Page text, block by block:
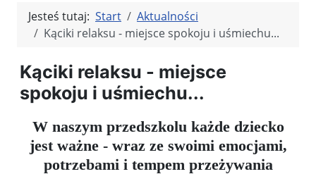
Jesteś tutaj: Start
Aktualności
Kąciki relaksu - miejsce spokoju i uśmiechu...
Kąciki relaksu - miejsce
spokoju i uśmiechu...
W naszym przedszkolu każde dziecko
jest ważne - wraz ze swoimi emocjami,
potrzebami i tempem przeżywania